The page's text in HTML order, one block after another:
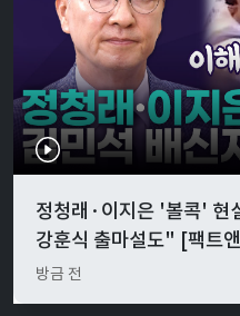
정청래·이지은 '볼콕'
강훈식 출마설도" [팩트
방금 전